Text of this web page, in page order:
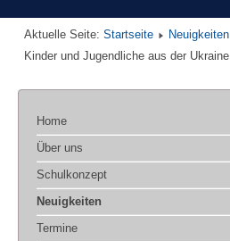
Aktuelle Seite: Startseite Neuigkeiten
Kinder und Jugendliche aus der Ukraine
Home
Über uns
Schulkonzept
Neuigkeiten
Termine